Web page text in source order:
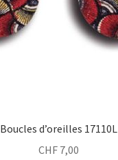
Boucles d’oreilles 17110L
CHF7,00